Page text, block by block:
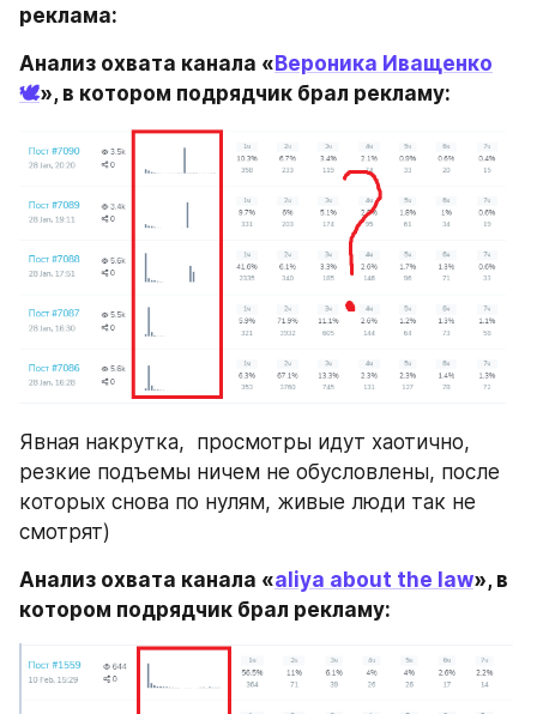
реклама:
Анализ охвата канала « Вероника Иващенко
🕊️», в котором подрядчик брал рекламу:
Явная накрутка,  просмотры идут хаотично,
резкие подъемы ничем не обусловлены, после
которых снова по нулям, живые люди так не
смотрят)
Анализ охвата канала «aliya about the law», в
котором подрядчик брал рекламу: